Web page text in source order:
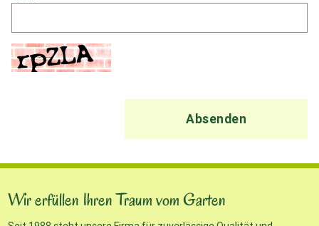
Absenden
Wir erfüllen Ihren Traum vom Garten